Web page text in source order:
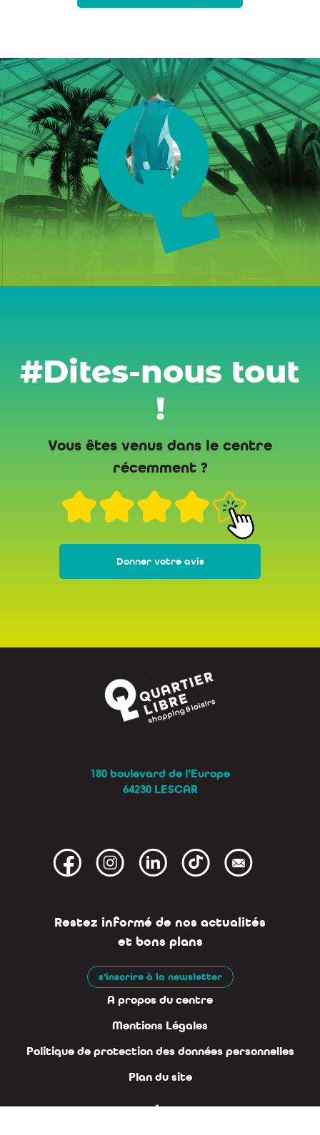
#Dites-nous tout
!
Vous êtes venus dans le centre
récemment ?
Donner votre avis
180 boulevard de l’Europe
64230 LESCAR
Restez informé de nos actualités
et bons plans
s'inscrire à la newsletter
A propos du centre
Mentions Légales
Politique de protection des données personnelles
Plan du site